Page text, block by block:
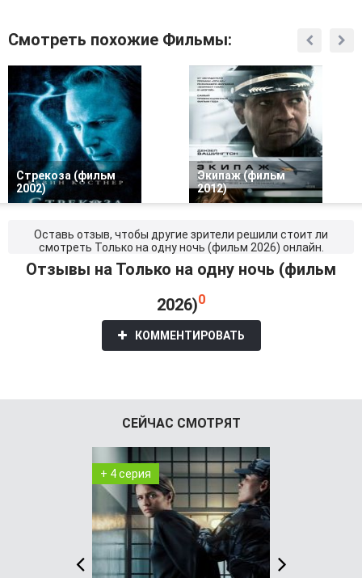
Смотреть похожие Фильмы:
Стрекоза (фильм
2002)
Экипаж (фильм
2012)
Оставь отзыв, чтобы другие зрители решили стоит ли
смотреть Только на одну ночь (фильм 2026) онлайн.
Отзывы на Только на одну ночь (фильм
2026)0
КОММЕНТИРОВАТЬ
СЕЙЧАС СМОТРЯТ
+ 4 серия